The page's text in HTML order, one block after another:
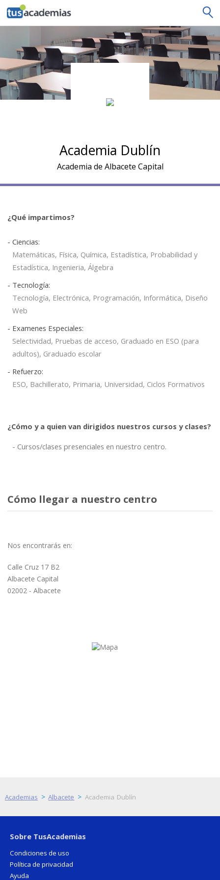
tusacademias
Academia Dublín
Academia de Albacete Capital
¿Qué impartimos?
- Ciencias:
Matemáticas, Física, Química, Estadística, Probabilidad y
Estadística, Ingenieria, Álgebra
- Tecnología:
Tecnología, Electrónica, Programación, Informática, Diseño
Web
- Examenes Especiales:
Selectividad, Pruebas de acceso, Graduado en ESO (para
adultos), Graduado escolar
- Refuerzo:
ESO, Bachillerato, Primaria, Universidad, Ciclos Formativos
¿Cómo y a quien van dirigidos nuestros cursos y clases?
Cursos/clases presenciales en nuestro centro.
Cómo llegar a nuestro centro
Nos encontrarás en:
Calle Cruz 17 B2
Albacete Capital
02002 - Albacete
Academias >Albacete > Academia Dublín
Sobre TusAcademias
Condiciones de uso
Política de privacidad
Ayuda